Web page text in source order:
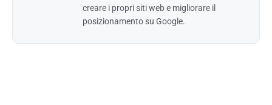
creare i propri siti web e migliorare il
posizionamento su Google.